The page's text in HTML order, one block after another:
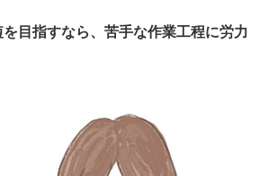
目指すなら、苦手な作業工程に労力